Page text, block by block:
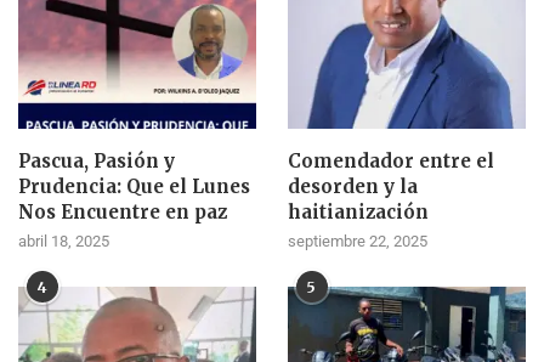
Pascua, Pasión y
Prudencia: Que el Lunes
Nos Encuentre en paz
abril 18, 2025
Comendador entre el
desorden y la
haitianización
septiembre 22, 2025
4 5